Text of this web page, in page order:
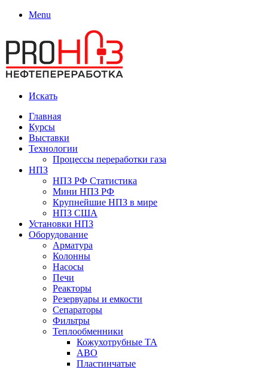
Menu
Искать
Главная
Курсы
Выставки
Технологии
Процессы переработки газа
НПЗ
НПЗ РФ Статистика
Мини НПЗ РФ
Крупнейшие НПЗ в мире
НПЗ США
Установки НПЗ
Оборудование
Арматура
Колонны
Насосы
Печи
Реакторы
Резервуары и емкости
Сепараторы
Фильтры
Теплообменники
Кожухотрубные ТА
АВО
Пластинчатые